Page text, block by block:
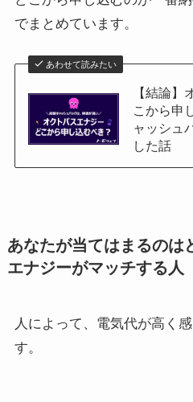
でまとめています。
あわせて読みたい
【結論
こから申
ャッシュ
した話
あなたが当てはまるのは
エナジーがマッチする人
人によって、電気代が高く
す。